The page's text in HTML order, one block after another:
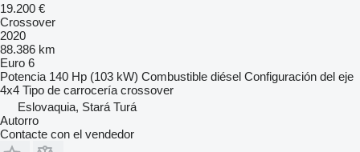
19.200 €
Crossover
2020
88.386 km
Euro 6
Potencia 140 Hp (103 kW) Combustible diésel Configuración del eje
4x4 Tipo de carrocería crossover
Eslovaquia, Stará Turá
Autorro
Contacte con el vendedor